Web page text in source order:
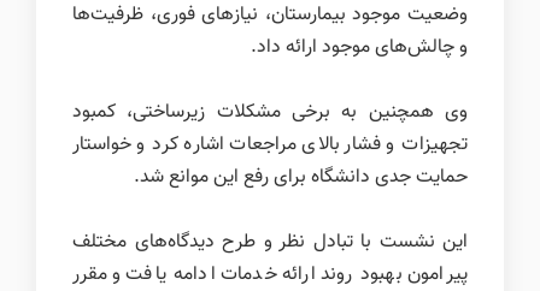
وضعیت موجود بیمارستان، نیازهای فوری، ظرفیت‌ها
و چالش‌های موجود ارائه داد.
وی همچنین به برخی مشکلات زیرساختی، کمبود
تجهیزات و فشار بالای مراجعات اشاره کرد و خواستار
حمایت جدی دانشگاه برای رفع این موانع شد.
این نشست با تبادل نظر و طرح دیدگاه‌های مختلف
پیرامون بهبود روند ارائه خدمات ادامه یافت و مقرر